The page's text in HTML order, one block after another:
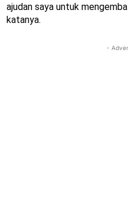
ajudan saya untuk
katanya.
-